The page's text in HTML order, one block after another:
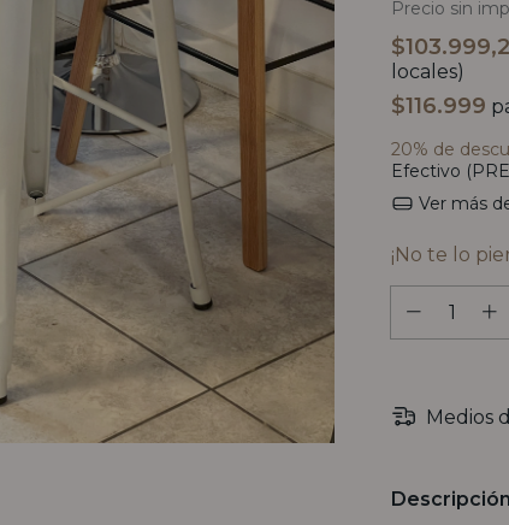
Precio sin
locales)
$116.999
20% de
Efectivo
Ver más
¡No te lo
Medios
Descripción